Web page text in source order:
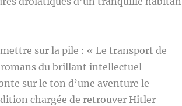
sur la pile : « Le transport de
romans du brillant intellectuel
sur le ton d’une aventure le
chargée de retrouver Hitler